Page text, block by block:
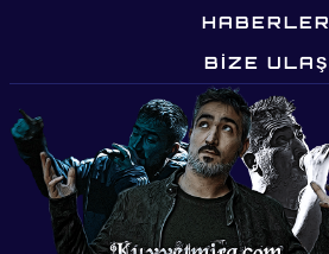
HABERLER
BIZE ULAŞ